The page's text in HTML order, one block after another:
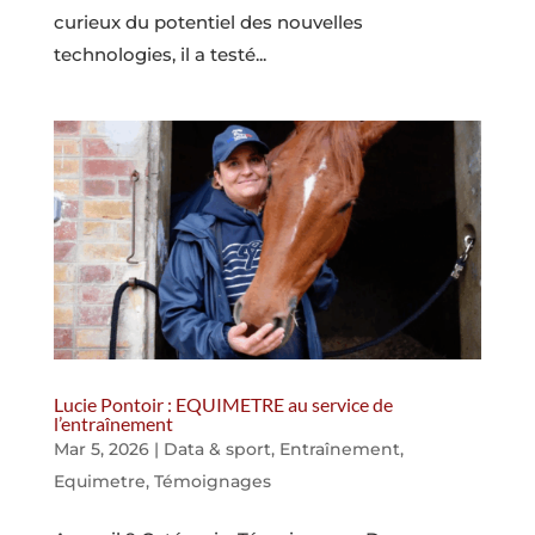
curieux du potentiel des nouvelles
technologies, il a testé...
Lucie Pontoir : EQUIMETRE au service de
l’entraînement
Mar 5, 2026| Data & sport, Entraînement,
Equimetre, Témoignages